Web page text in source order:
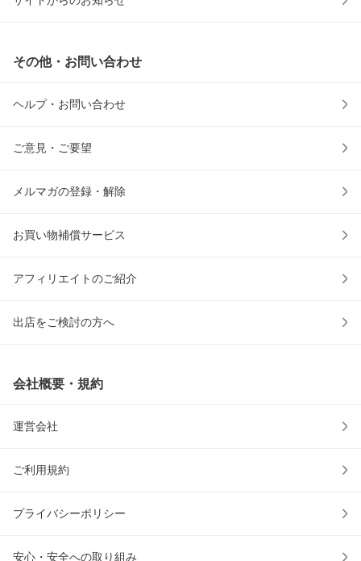
その他・お問い合わせ
ヘルプ・お問い合わせ
ご意見・ご要望
メルマガの登録・解除
お買い物補償サービス
アフィリエイトのご紹介
出店をご検討の方へ
会社概要・規約
運営会社
ご利用規約
プライバシーポリシー
安心・安全への取り組み